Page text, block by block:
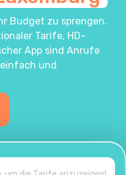
Budget zu sprengen.
Tarife, HD-
App sind Anrufe
einfach und